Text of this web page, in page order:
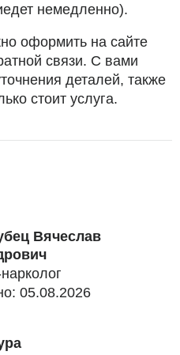
немедленно).
оформить на сайте
связи. С вами
деталей, также
стоит услуга.
Вячеслав
05.08.2026